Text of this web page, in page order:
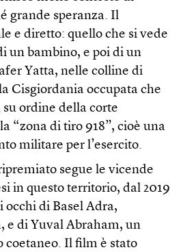
grande speranza. Il
e diretto: quello che si vede
un bambino, e poi di un
Yatta, nelle colline di
Cisgiordania occupata che
su ordine della corte
“zona di tiro 918”, cioè una
militare per l’esercito.
segue le vicende
in questo territorio, dal 2019
occhi di Basel Adra,
e di Yuval Abraham, un
coetaneo. Il film è stato